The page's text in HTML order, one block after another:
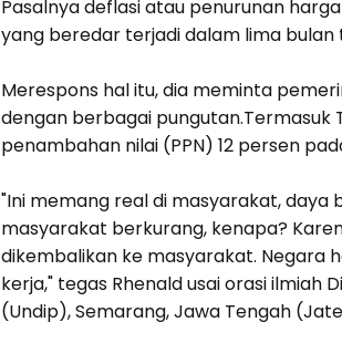
Pasalnya deflasi atau penurunan
yang beredar terjadi dalam lima bulan
Merespons hal itu, dia meminta
dengan berbagai pungutan.Termasuk
penambahan nilai (PPN) 12 persen
"Ini memang real di masyarakat, daya
masyarakat berkurang, kenapa?
dikembalikan ke masyarakat. Negara
kerja," tegas Rhenald usai orasi ilmiah
(Undip), Semarang, Jawa Tengah